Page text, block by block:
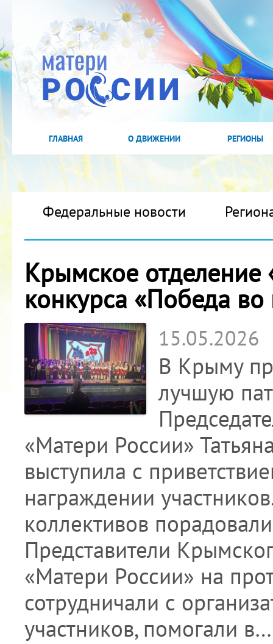
ГЛАВНАЯ О ДВИЖЕНИИ РЕГИОНЫ
Федеральные новости
Крымское отделение
конкурса «Победа
15.05.2026
В Крыму
лучшую
«Матери России»
выступила с
награждении
коллективов
Представители
«Матери России» на
сотрудничали с
участников, помогали в…